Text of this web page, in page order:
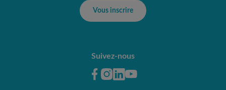
Vous inscrire
Suivez-nous